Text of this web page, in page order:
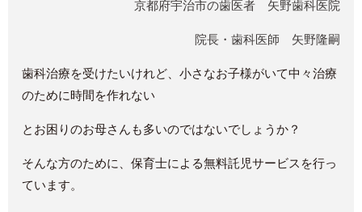
京都府宇治市の歯医者 矢野歯科医院
院長・歯科医師 矢野隆嗣
歯科治療を受けたいけれど、小さなお子様がいて中々治療
のために時間を作れない
とお困りのお母さんも多いのではないでしょうか？
そんな方のために、保育士による無料託児サービスを行っ
ています。